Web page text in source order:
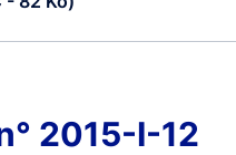
2015-I-12